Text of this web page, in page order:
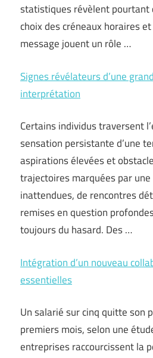
statistiques révèlent pourtant
choix des créneaux horaires
message jouent un rôle …
Signes révélateurs d’une
interprétation
Certains individus traversent
sensation persistante d’une
aspirations élevées et
trajectoires marquées par une
inattendues, de rencontres
remises en question
toujours du hasard. Des …
Intégration d’un nouveau
essentielles
Un salarié sur cinq quitte son
premiers mois, selon une
entreprises raccourcissent la